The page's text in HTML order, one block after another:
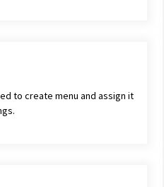
to create menu and assign it